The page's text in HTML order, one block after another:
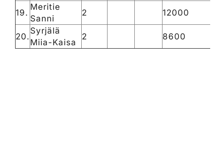
19.
Meritie
Sanni
2 12000
20.
Syrjälä
Miia-Kaisa
2 8600